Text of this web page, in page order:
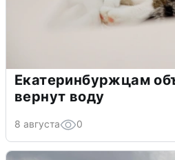
Екатеринбуржцам
вернут воду
8 августа 0